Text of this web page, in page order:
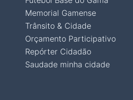
Memorial Gamense
Trânsito & Cidade
Orçamento Participativo
Repórter Cidadão
Saudade minha cidade